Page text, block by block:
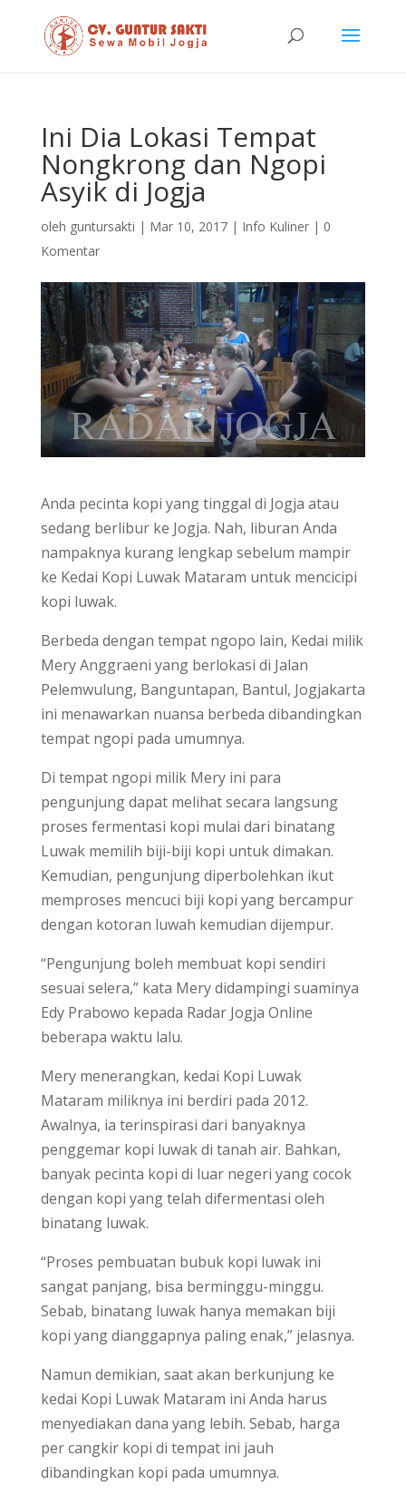
Ini Dia Lokasi Tempat
Nongkrong dan Ngopi
Asyik di Jogja
oleh guntursakti | Mar 10, 2017| Info Kuliner| 0
Komentar
Anda pecinta kopi yang tinggal di Jogja atau
sedang berlibur ke Jogja. Nah, liburan Anda
nampaknya kurang lengkap sebelum mampir
ke Kedai Kopi Luwak Mataram untuk mencicipi
kopi luwak.
Berbeda dengan tempat ngopo lain, Kedai milik
Mery Anggraeni yang berlokasi di Jalan
Pelemwulung, Banguntapan, Bantul, Jogjakarta
ini menawarkan nuansa berbeda dibandingkan
tempat ngopi pada umumnya.
Di tempat ngopi milik Mery ini para
pengunjung dapat melihat secara langsung
proses fermentasi kopi mulai dari binatang
Luwak memilih biji-biji kopi untuk dimakan.
Kemudian, pengunjung diperbolehkan ikut
memproses mencuci biji kopi yang bercampur
dengan kotoran luwah kemudian dijempur.
“Pengunjung boleh membuat kopi sendiri
sesuai selera,” kata Mery didampingi suaminya
Edy Prabowo kepada Radar Jogja Online
beberapa waktu lalu.
Mery menerangkan, kedai Kopi Luwak
Mataram miliknya ini berdiri pada 2012.
Awalnya, ia terinspirasi dari banyaknya
penggemar kopi luwak di tanah air. Bahkan,
banyak pecinta kopi di luar negeri yang cocok
dengan kopi yang telah difermentasi oleh
binatang luwak.
“Proses pembuatan bubuk kopi luwak ini
sangat panjang, bisa berminggu-minggu.
Sebab, binatang luwak hanya memakan biji
kopi yang dianggapnya paling enak,” jelasnya.
Namun demikian, saat akan berkunjung ke
kedai Kopi Luwak Mataram ini Anda harus
menyediakan dana yang lebih. Sebab, harga
per cangkir kopi di tempat ini jauh
dibandingkan kopi pada umumnya.